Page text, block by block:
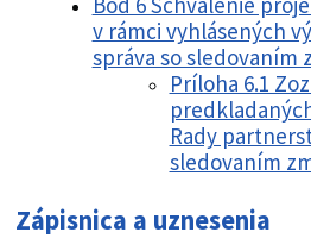
v rámci vyhlásených
správa so sledovaním
Príloha 6.1
Rady
sledovaním
Zápisnica a uznesenia